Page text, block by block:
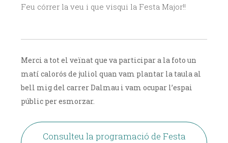
Feu córrer la veu i que visqui la Festa Major!!
Merci a tot el veïnat que va participar a la foto un
matí calorós de juliol quan vam plantar la taula al
bell mig del carrer Dalmau i vam ocupar l’espai
públic per esmorzar.
Consulteu la programació de Festa